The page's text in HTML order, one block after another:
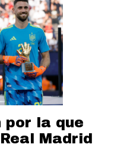
por la que
Madrid